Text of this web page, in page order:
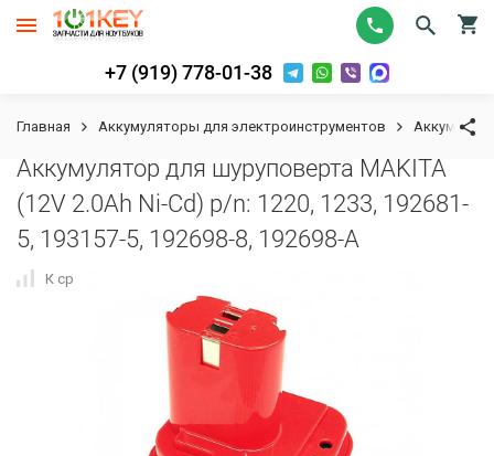
+7 (919) 778-01-38
Главная Аккумуляторы для электроинструментов
Аккумулятор для шуруповерта MAKITA
(12V 2.0Ah Ni-Cd) p/n: 1220, 1233, 192681-
5, 193157-5, 192698-8, 192698-A
К сравнению